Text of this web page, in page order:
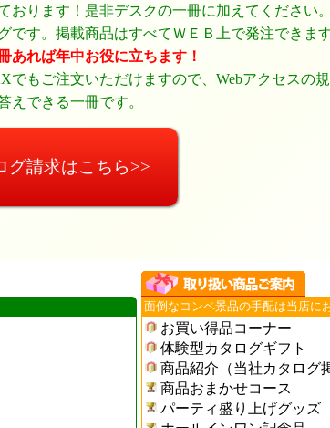
おります！是非デスクの一冊に加えてください
です。掲載商品はすべてＷＥＢ上で発注できます
あれば年中お役に立ちます！
でもご注文いただけますので、Webアクセスの
えできる一冊です。
グ請求はこちら>>
面倒なコンペ景品の手配は当店に
お買い得品コーナー
体験型カタログギフト
商品紹介（当社カタログ
商品おまかせコース
パーティ盛り上げグッズ